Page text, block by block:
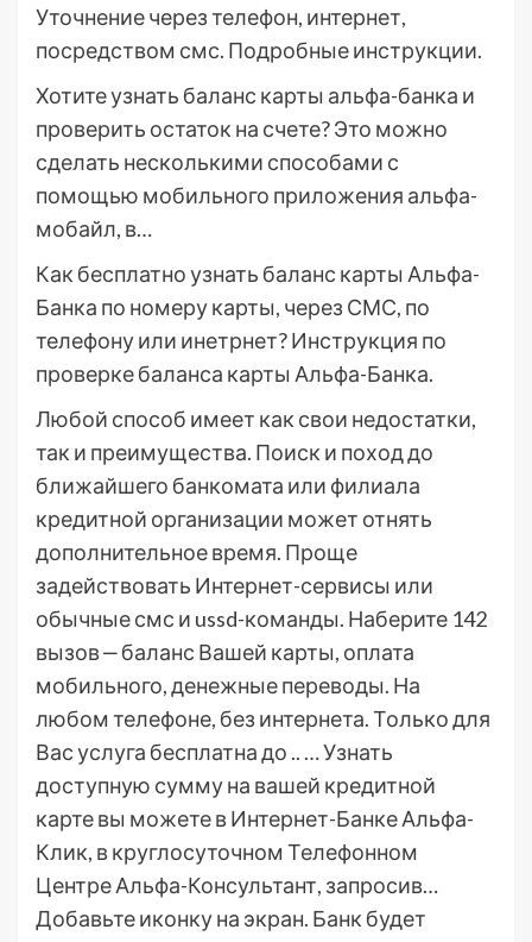
Уточнение через телефон, интернет,
посредством смс. Подробные инструкции.
Хотите узнать баланс карты альфа-банка и
проверить остаток на счете? Это можно
сделать несколькими способами с
помощью мобильного приложения альфа-
мобайл, в…
Как бесплатно узнать баланс карты Альфа-
Банка по номеру карты, через СМС, по
телефону или инетрнет? Инструкция по
проверке баланса карты Альфа-Банка.
Любой способ имеет как свои недостатки,
так и преимущества. Поиск и поход до
ближайшего банкомата или филиала
кредитной организации может отнять
дополнительное время. Проще
задействовать Интернет-сервисы или
обычные смс и ussd-команды. Наберите 142
вызов ‒ баланс Вашей карты, оплата
мобильного, денежные переводы. На
любом телефоне, без интернета. Только для
Вас услуга бесплатна до .. … Узнать
доступную сумму на вашей кредитной
карте вы можете в Интернет-Банке Альфа-
Клик, в круглосуточном Телефонном
Центре Альфа-Консультант, запросив…
Добавьте иконку на экран. Банк будет